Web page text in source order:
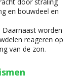
en bouwdeel en
worden
reageren op
van de zon.